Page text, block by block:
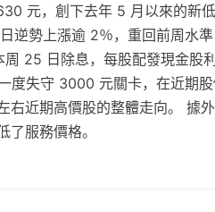
元，創下去年 5 月以來的新
逆勢上漲逾 2％，重回前周水
周 25 日除息，每股配發現金股
度失守 3000 元關卡，在近期
右近期高價股的整體走向。 據
了服務價格。